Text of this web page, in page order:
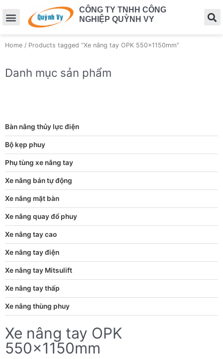
CÔNG TY TNHH CÔNG
NGHIỆP QUỲNH VY
Home / Products tagged “Xe nâng tay OPK 550x1150mm”
Danh mục sản phẩm
Bàn nâng thủy lực điện
Bộ kẹp phuy
Phụ tùng xe nâng tay
Xe nâng bán tự động
Xe nâng mặt bàn
Xe nâng quay đổ phuy
Xe nâng tay cao
Xe nâng tay điện
Xe nâng tay Mitsulift
Xe nâng tay thấp
Xe nâng thùng phuy
Xe nâng tay OPK
550x1150mm